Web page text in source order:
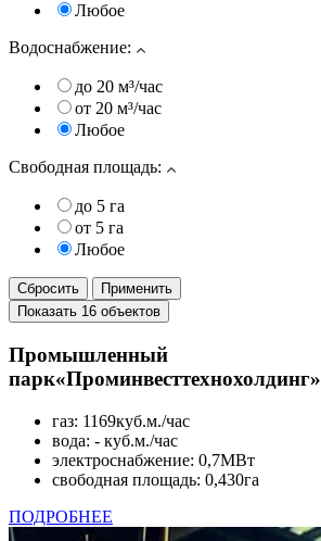
Любое
Водоснабжение:
до 20 м³/час
от 20 м³/час
Любое
Свободная площадь:
до 5 га
от 5 га
Любое
Промышленный
парк«Проминвесттехнохолдинг»
газ: 1169куб.м./час
вода: - куб.м./час
электроснабжение: 0,7МВт
свободная площадь: 0,430га
ПОДРОБНЕЕ